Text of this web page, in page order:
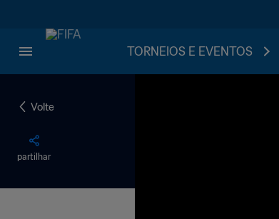
TORNEIOS E EVENTOS
Volte
partilhar